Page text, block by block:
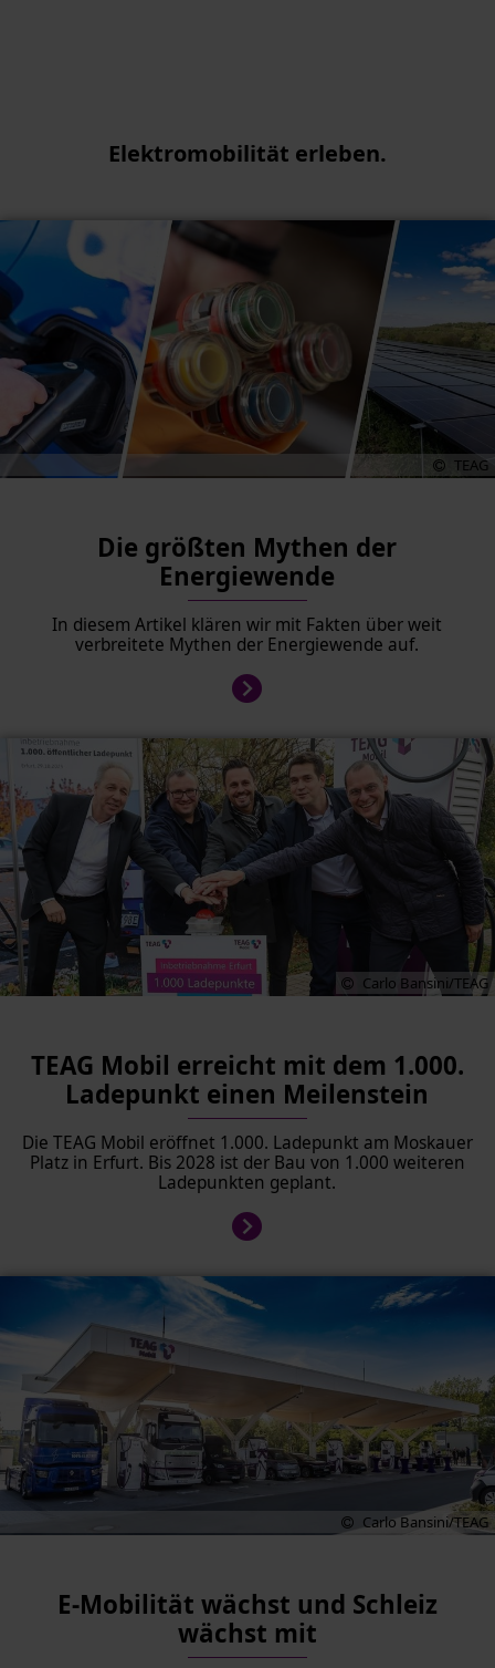
Elektromobilität erleben.
TEAG
Die größten Mythen der
Energiewende
In diesem Artikel klären wir mit Fakten über weit
verbreitete Mythen der Energiewende auf.
Carlo Bansini/TEAG
TEAG Mobil erreicht mit dem 1.000.
Ladepunkt einen Meilenstein
Die TEAG Mobil eröffnet 1.000. Ladepunkt am Moskauer
Platz in Erfurt. Bis 2028 ist der Bau von 1.000 weiteren
Ladepunkten geplant.
Carlo Bansini/TEAG
E-Mobilität wächst und Schleiz
wächst mit